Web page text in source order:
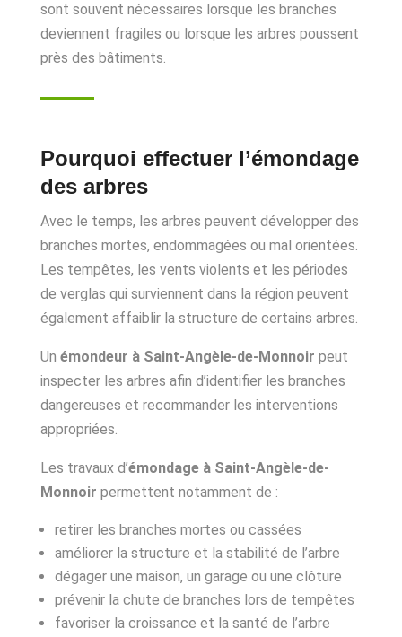
sont souvent nécessaires lorsque les branches
deviennent fragiles ou lorsque les arbres poussent
près des bâtiments.
Pourquoi effectuer l’émondage
des arbres
Avec le temps, les arbres peuvent développer des
branches mortes, endommagées ou mal orientées.
Les tempêtes, les vents violents et les périodes
de verglas qui surviennent dans la région peuvent
également affaiblir la structure de certains arbres.
Un émondeur à Saint-Angèle-de-Monnoir peut
inspecter les arbres afin d’identifier les branches
dangereuses et recommander les interventions
appropriées.
Les travaux d’émondage à Saint-Angèle-de-
Monnoir permettent notamment de :
retirer les branches mortes ou cassées
améliorer la structure et la stabilité de l’arbre
dégager une maison, un garage ou une clôture
prévenir la chute de branches lors de tempêtes
favoriser la croissance et la santé de l’arbre